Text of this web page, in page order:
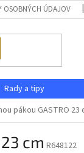
OSOBNÝCH ÚDAJOV
Rady a tipy
pákou GASTRO 23
cm R648122